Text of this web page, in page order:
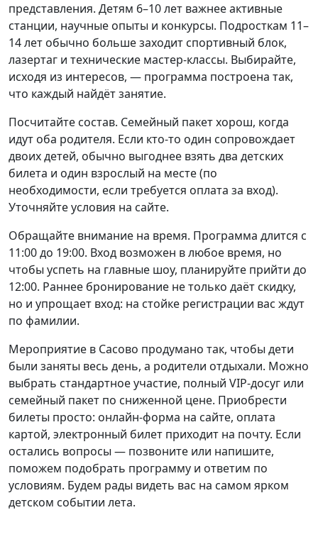
представления. Детям 6–10 лет важнее активные
станции, научные опыты и конкурсы. Подросткам 11–
14 лет обычно больше заходит спортивный блок,
лазертаг и технические мастер-классы. Выбирайте,
исходя из интересов, — программа построена так,
что каждый найдёт занятие.
Посчитайте состав. Семейный пакет хорош, когда
идут оба родителя. Если кто-то один сопровождает
двоих детей, обычно выгоднее взять два детских
билета и один взрослый на месте (по
необходимости, если требуется оплата за вход).
Уточняйте условия на сайте.
Обращайте внимание на время. Программа длится с
11:00 до 19:00. Вход возможен в любое время, но
чтобы успеть на главные шоу, планируйте прийти до
12:00. Раннее бронирование не только даёт скидку,
но и упрощает вход: на стойке регистрации вас ждут
по фамилии.
Мероприятие в Сасово продумано так, чтобы дети
были заняты весь день, а родители отдыхали. Можно
выбрать стандартное участие, полный VIP-досуг или
семейный пакет по сниженной цене. Приобрести
билеты просто: онлайн-форма на сайте, оплата
картой, электронный билет приходит на почту. Если
остались вопросы — позвоните или напишите,
поможем подобрать программу и ответим по
условиям. Будем рады видеть вас на самом ярком
детском событии лета.